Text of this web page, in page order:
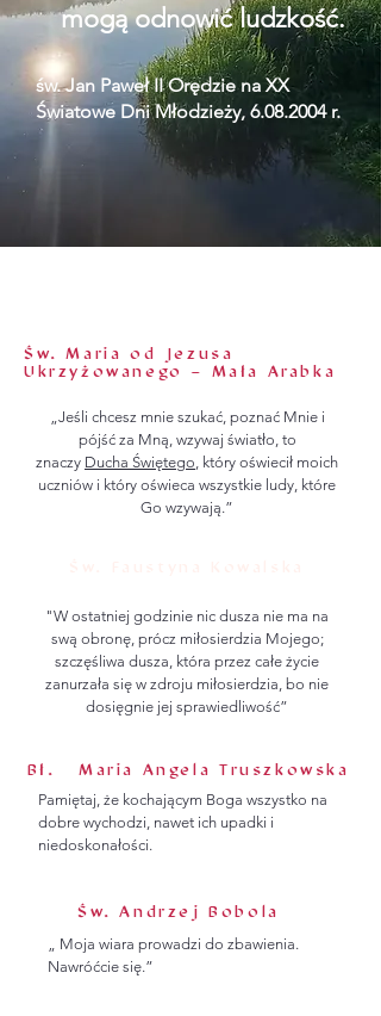
mogą odnowić ludzkość.
św. Jan Paweł II Orędzie na XX
Światowe Dni Młodzieży, 6.08.2004r.
Św. Maria od Jezusa
Ukrzyżowanego – Mała Arabka
„Jeśli chcesz mnie szukać, poznać Mnie i
pójść za Mną, wzywaj światło, to
znaczy Ducha Świętego, który oświecił moich
uczniów i który oświeca wszystkie ludy, które
Go wzywają.”
"W ostatniej godzinie nic dusza nie ma na
swą obronę, prócz miłosierdzia Mojego;
szczęśliwa dusza, która przez całe życie
zanurzała się w zdroju miłosierdzia, bo nie
dosięgnie jej sprawiedliwość”
Bł. Maria Angela Truszkowska
Pamiętaj, że kochającym Boga wszystko na
dobre wychodzi, nawet ich upadki i
niedoskonałości.
Św. Andrzej Bobola
„ Moja wiara prowadzi do zbawienia.
Nawróćcie się.”